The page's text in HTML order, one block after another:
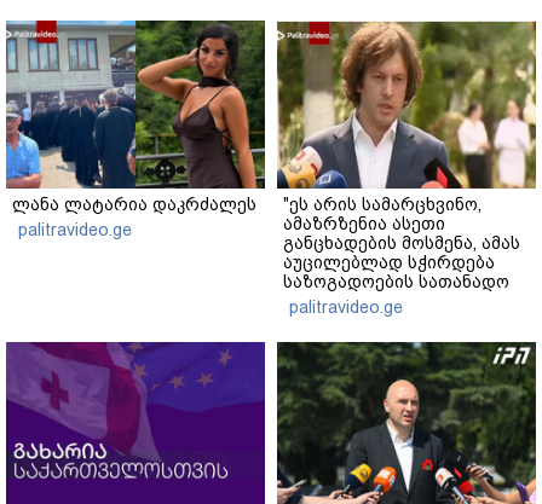
ლანა ლატარია დაკრძალეს
palitravideo.ge
"ეს არის სამარცხვინო,
ამაზრზენია ასეთი
განცხადების მოსმენა, ამას
აუცილებლად სჭირდება
საზოგადოების სათანადო
რეაქცია" - ირაკლი
კობახიძე
palitravideo.ge